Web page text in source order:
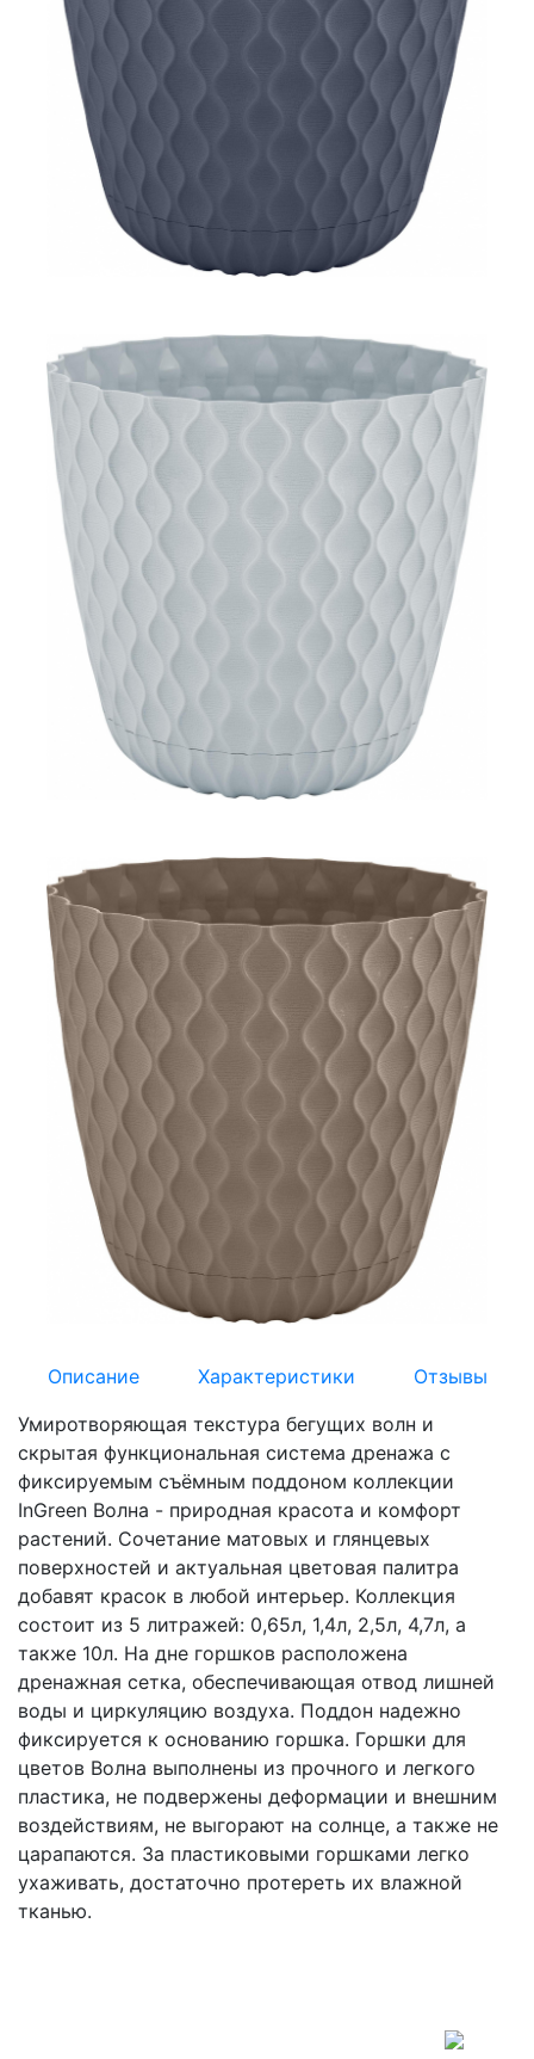
Описание Характеристики
Отзывы
Умиротворяющая текстура бегущих волн и
скрытая функциональная система дренажа с
фиксируемым съёмным поддоном коллекции
InGreen Волна - природная красота и комфорт
растений. Сочетание матовых и глянцевых
поверхностей и актуальная цветовая палитра
добавят красок в любой интерьер. Коллекция
состоит из 5 литражей: 0,65л, 1,4л, 2,5л, 4,7л, а
также 10л. На дне горшков расположена
дренажная сетка, обеспечивающая отвод лишней
воды и циркуляцию воздуха. Поддон надежно
фиксируется к основанию горшка. Горшки для
цветов Волна выполнены из прочного и легкого
пластика, не подвержены деформации и внешним
воздействиям, не выгорают на солнце, а также не
царапаются. За пластиковыми горшками легко
ухаживать, достаточно протереть их влажной
тканью.